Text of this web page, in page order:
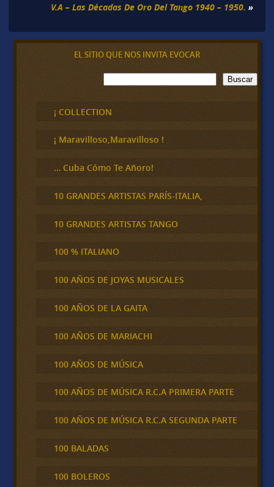
V.A – Las Décadas De Oro Del Tango 1940 – 1950. »
EL SITIO QUE NOS INVITA EVOCAR
B
u
c
a
Buscar
¡ COLLECTION
¡ Maravilloso,Maravilloso !
… Cuba Cómo Te Añoro!
10 GRANDES ARTISTAS PARÍS-ITALIA,
10 GRANDES ARTISTAS TANGO
100 % ITALIANO
100 AÑOS DE JOYAS MUSICALES
100 AÑOS DE LA GAITA
100 AÑOS DE MARIACHI
100 AÑOS DE MÚSICA
100 AÑOS DE MÚSICA R.C.A PRIMERA PARTE
100 AÑOS DE MÚSICA R.C.A SEGUNDA PARTE
100 BALADAS
100 BOLEROS